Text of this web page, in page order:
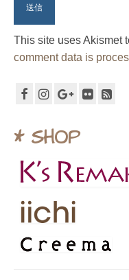
This site uses Akismet
comment data is
* SHOP